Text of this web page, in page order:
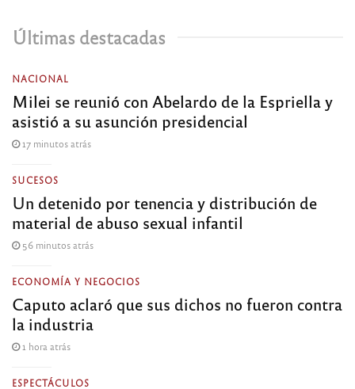
Últimas destacadas
NACIONAL
Milei se reunió con Abelardo de la Espriella y
asistió a su asunción presidencial
17 minutos atrás
SUCESOS
Un detenido por tenencia y distribución de
material de abuso sexual infantil
56 minutos atrás
ECONOMÍA Y NEGOCIOS
Caputo aclaró que sus dichos no fueron contra
la industria
1 hora atrás
ESPECTÁCULOS